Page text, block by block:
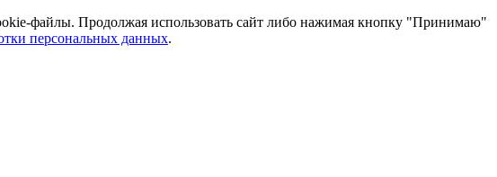
файлы. Продолжая использовать сайт либо нажимая кнопку "Принимаю"
персональных данных.